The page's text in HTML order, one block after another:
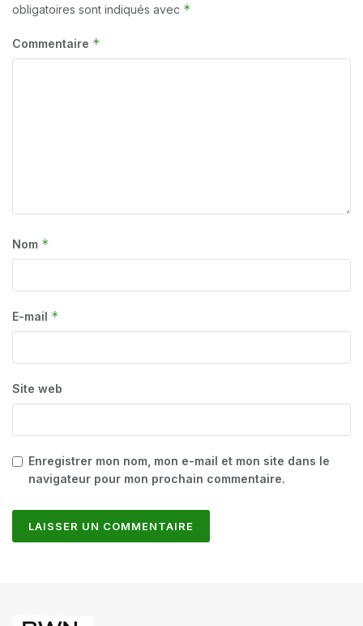
obligatoires sont indiqués avec *
Commentaire *
Nom *
E-mail *
Site web
Enregistrer mon nom, mon e-mail et mon site dans le
navigateur pour mon prochain commentaire.